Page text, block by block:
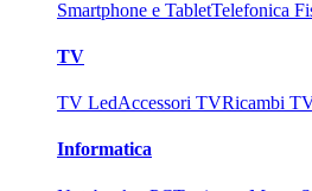
Smartphone e TabletTelefonica
TV
TV LedAccessori TVRicambi
Informatica